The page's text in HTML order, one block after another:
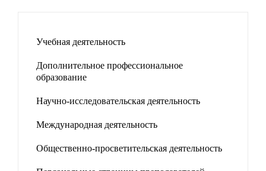
Учебная деятельность
Дополнительное профессиональное
образование
Научно-исследовательская деятельность
Международная деятельность
Общественно-просветительская деятельность